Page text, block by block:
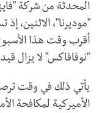
المحدثة من شركة
"موديرنا"، الاثنين،
أقرب وقت هذا
"نوفافاكس" لا يزال
يأتي ذلك في وقت
الأميركية لمكافحة